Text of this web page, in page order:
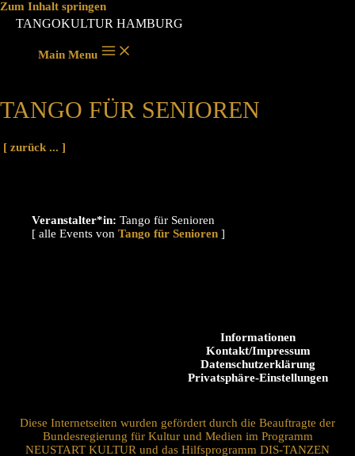
Zum Inhalt springen
TANGOKULTUR HAMBURG
Main Menu
TANGO FÜR SENIOREN
[ zurück ... ]
Veranstalter*in: Tango für Senioren
[ alle Events von
]
Informationen
Kontakt/Impressum
Datenschutzerklärung
Privatsphäre-Einstellungen
Diese Internetseiten wurden gefördert durch die Beauftragte der
Bundesregierung für Kultur und Medien im Programm
NEUSTART KULTUR und das Hilfsprogramm DIS-TANZEN